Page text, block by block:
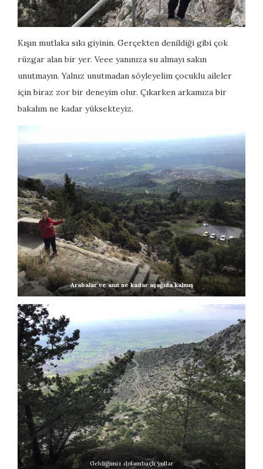
Kışın mutlaka sıkı giyinin. Gerçekten denildiği gibi çok
rüzgar alan bir yer. Veee yanınıza su almayı sakın
unutmayın. Yalnız unutmadan söyleyelim çocuklu aileler
için biraz zor bir deneyim olur. Çıkarken arkamıza bir
bakalım ne kadar yüksekteyiz.
Arabalar ve anıt ne kadar aşağıda kalmış
Geldiğimiz dolambaçlı yollar